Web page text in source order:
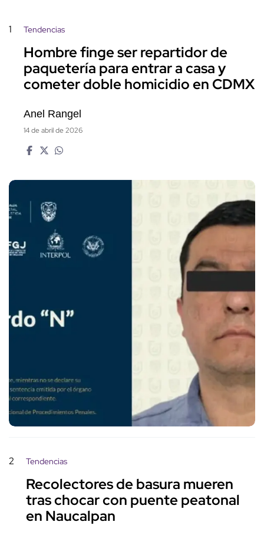
1 Tendencias
Hombre finge ser repartidor de
paquetería para entrar a casa y
cometer doble homicidio en CDMX
Anel Rangel
14 de abril de 2026
2 Tendencias
Recolectores de basura mueren
tras chocar con puente peatonal
en Naucalpan